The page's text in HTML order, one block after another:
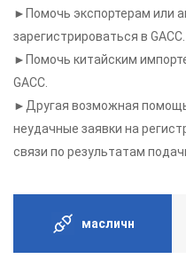
►Помочь экспортерам или
зарегистрироваться в GACC.
►Помочь китайским
GACC.
►Другая возможная
неудачные заявки на
связи по результатам
масличн